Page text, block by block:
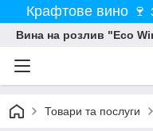
Крафтове вино 🍷
Вина на розлив "Eco
Товари та послуги